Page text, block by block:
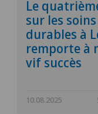
Le
sur les
durables à
remporte à
vif succès
10.08.2025